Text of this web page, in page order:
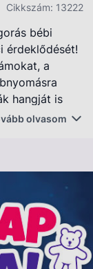
Cikkszám: 13222
bébi
érdeklődését!
a
hangját is
működik, a
olvasom